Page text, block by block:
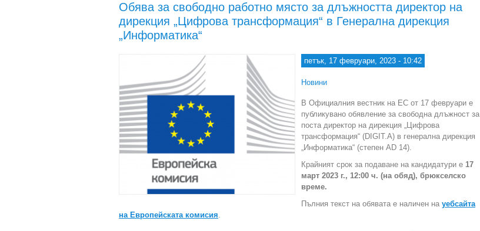
Обява за свободно работно място за длъжността директор на
дирекция „Цифрова трансформация“ в Генерална дирекция
„Информатика“
петък, 17 февруари, 2023 - 10:42
Новини
В Официалния вестник на ЕС от 17 февруари е
публикувано обявление за свободна длъжност за
поста директор на дирекция „Цифрова
трансформация“ (DIGIT.A) в генерална дирекция
„Информатика“ (степен AD 14).
Крайният срок за подаване на кандидатури е 17
март 2023 г., 12:00 ч. (на обяд), брюкселско
време.
Пълния текст на обявата е наличен на уебсайта
на Европейската комисия